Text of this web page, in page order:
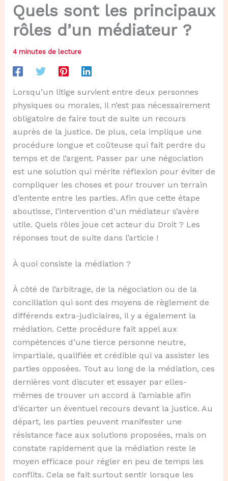
Quels sont les principaux
rôles d’un médiateur ?
4 minutes de lecture
Lorsqu’un litige survient entre deux personnes
physiques ou morales, il n’est pas nécessairement
obligatoire de faire tout de suite un recours
auprès de la justice. De plus, cela implique une
procédure longue et coûteuse qui fait perdre du
temps et de l’argent. Passer par une négociation
est une solution qui mérite réflexion pour éviter de
compliquer les choses et pour trouver un terrain
d’entente entre les parties. Afin que cette étape
aboutisse, l’intervention d’un médiateur s’avère
utile. Quels rôles joue cet acteur du Droit ? Les
réponses tout de suite dans l’article !
À quoi consiste la médiation ?
À côté de l’arbitrage, de la négociation ou de la
conciliation qui sont des moyens de règlement de
différends extra-judiciaires, il y a également la
médiation. Cette procédure fait appel aux
compétences d’une tierce personne neutre,
impartiale, qualifiée et crédible qui va assister les
parties opposées. Tout au long de la médiation, ces
dernières vont discuter et essayer par elles-
mêmes de trouver un accord à l’amiable afin
d’écarter un éventuel recours devant la justice. Au
départ, les parties peuvent manifester une
résistance face aux solutions proposées, mais on
constate rapidement que la médiation reste le
moyen efficace pour régler en peu de temps les
conflits. Cela se fait surtout sentir lorsque les